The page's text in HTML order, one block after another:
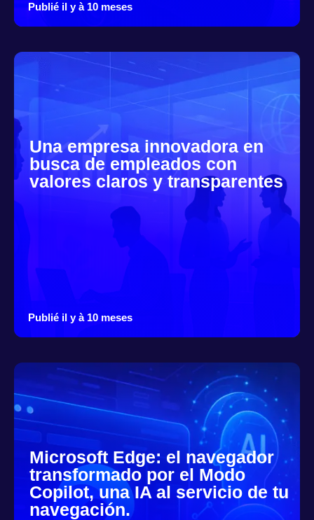
Publié il y à 10 meses
Una empresa innovadora en
busca de empleados con
valores claros y transparentes
Publié il y à 10 meses
Microsoft Edge: el navegador
transformado por el Modo
Copilot, una IA al servicio de tu
navegación.